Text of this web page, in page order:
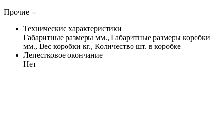
Прочие
Технические характеристики
Габаритные размеры мм., Габаритные размеры коробки
мм., Вес коробки кг., Количество шт. в коробке
Лепестковое окончание
Нет